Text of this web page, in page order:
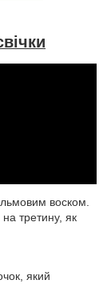
воском.
третину, як
який